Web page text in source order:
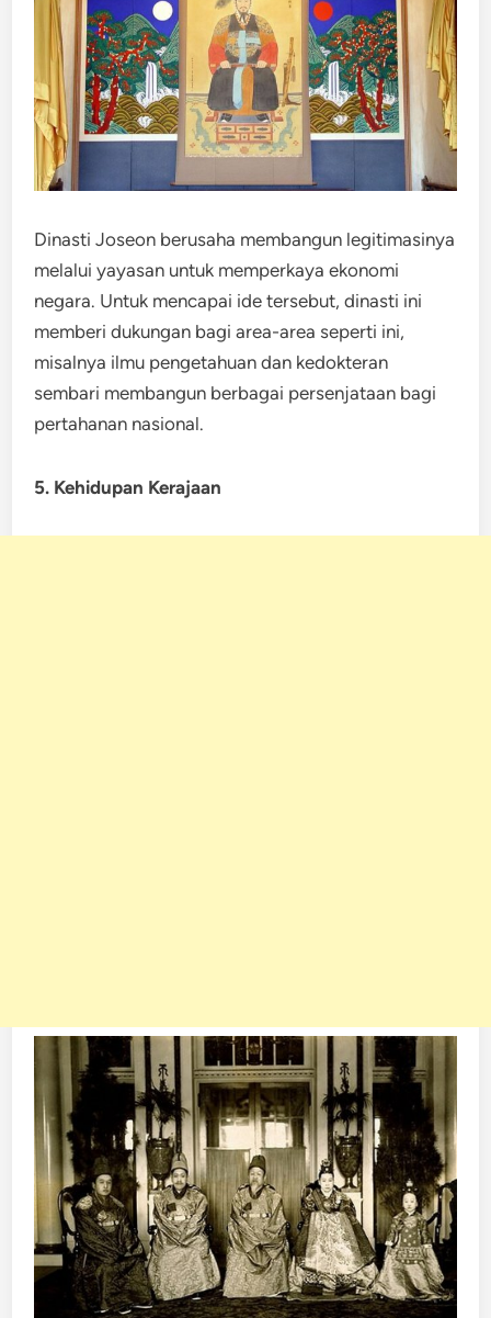
Dinasti Joseon berusaha membangun legitimasinya
melalui yayasan untuk memperkaya ekonomi
negara. Untuk mencapai ide tersebut, dinasti ini
memberi dukungan bagi area-area seperti ini,
misalnya ilmu pengetahuan dan kedokteran
sembari membangun berbagai persenjataan bagi
pertahanan nasional.
5. Kehidupan Kerajaan